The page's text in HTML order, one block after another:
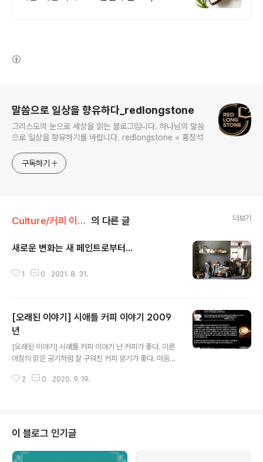
말씀으로 일상을 향유하다_redlongstone
그리스도의 눈으로 세상을 읽는 블로그입니다. 하나님의 말씀
으로 일상을 향유하기를 바랍니다. redlongstone = 홍장석
구독하기
Culture/커피 이야기 의 다른 글 더보기
새로운 변화는 새 페인트로부터...
1 0 2021. 8. 31.
[오래된 이야기] 시애틀 커피 이야기 2009
년
[오래된 이야기] 시애틀 커피 이야기 난 커피가 좋다. 이른
아침의 맑은 공기처럼 잘 구워진 커피 향기가 좋다. 마음을
눈을 기쁘게하느느 진한 노을처럼 에스프레소에 스며드는
의 부드러움처럼 내게 주어진 사람들을 품고 싶다. (2009
년 어느날) www.zeitgeistcoffee.com Zeitgeist Co
ffee Zeitgeist Coffee is a coffeehouse in the he
2 0 2020. 9. 19.
이 블로그 인기글